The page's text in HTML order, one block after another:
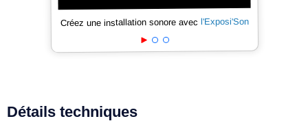
Créez une installation sonore avec l'Exposi'Son
Détails techniques